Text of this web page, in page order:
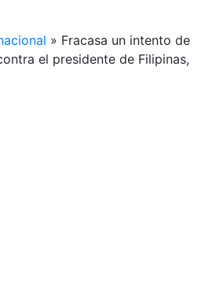
» Fracasa un intento de
el presidente de Filipinas,